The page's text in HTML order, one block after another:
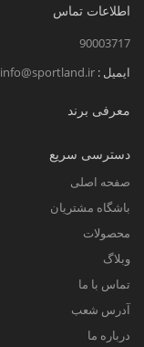
اطلاعات تماس
90003717
ایمیل : info@sportland.ir
معرفی برند
دسترسی سریع
صفحه اصلی
باشگاه مشتریان
محصولات
وبلاگ
تماس با ما
آدرس شعب
درباره ما